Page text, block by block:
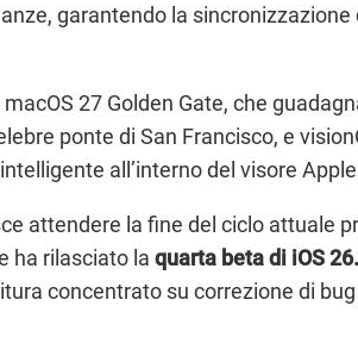
garantendo la sincronizzazione
27 Golden Gate, che
ponte di San Francisco, e
all’interno del visore
attendere la fine del ciclo attuale
ha rilasciato la quarta beta di iOS
concentrato su correzione di